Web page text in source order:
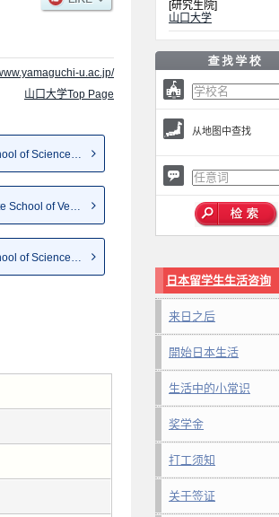
u.ac.jp/
山口大学Top Page
Graduate School of Sciences a...
Graduate School of Sciences a...
[研究生院]
山口大学
从地图中查找
日本留学生生活咨询
来日之后
開始日本生活
生活中的小常识
奖学金
打工须知
关于签证